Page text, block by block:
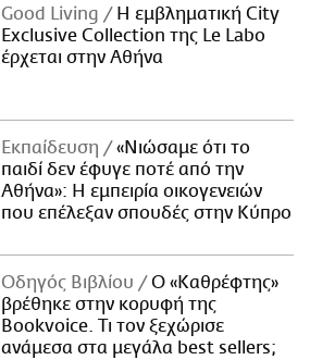
Good Living
Η εμβληματική City
Exclusive Collection της Le Labo
έρχεται στην Αθήνα
Εκπαίδευση
«Νιώσαμε ότι το
παιδί δεν έφυγε ποτέ από την
Αθήνα»: Η εμπειρία οικογενειών
που επέλεξαν σπουδές στην Κύπρο
Οδηγός Βιβλίου
Ο «Καθρέφτης»
βρέθηκε στην κορυφή της
Bookvoice. Τι τον ξεχώρισε
ανάμεσα στα μεγάλα best sellers;